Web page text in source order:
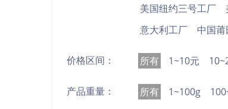
美国纽约三号工厂
意大利工厂
中国
价格区间： 所有 1~10元
产品重量： 所有 1~100g